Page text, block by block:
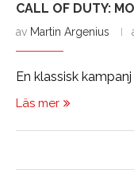
CALL OF DUTY:
av Martin Argenius
En klassisk
Läs mer